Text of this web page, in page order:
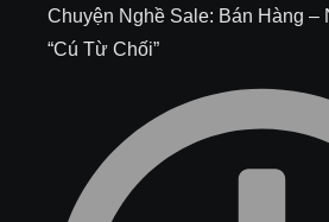
Chuyện Nghề Sale: Bán Hàng –
“Cú Từ Chối”